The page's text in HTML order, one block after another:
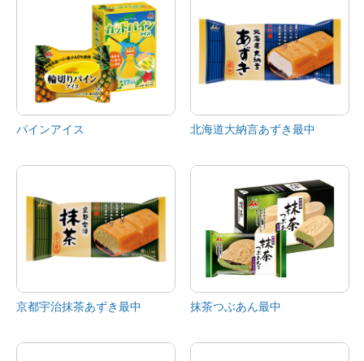
パインアイス 北海道大納言あずき最中
京都宇治抹茶あずき最中 抹茶つぶあん最中